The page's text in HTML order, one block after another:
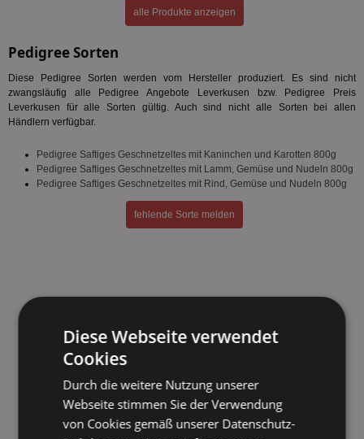
alle Produkte anzeigen
Pedigree Sorten
Diese Pedigree Sorten werden vom Hersteller produziert. Es sind nicht
zwangsläufig alle Pedigree Angebote Leverkusen bzw. Pedigree Preis
Leverkusen für alle Sorten gültig. Auch sind nicht alle Sorten bei allen
Händlern verfügbar.
Pedigree Saftiges Geschnetzeltes mit Kaninchen und Karotten 800g
Pedigree Saftiges Geschnetzeltes mit Lamm, Gemüse und Nudeln 800g
Pedigree Saftiges Geschnetzeltes mit Rind, Gemüse und Nudeln 800g
fehlende Sorte melden
Diese Webseite verwendet
Cookies
Durch die weitere Nutzung unserer
Webseite stimmen Sie der Verwendung
von Cookies gemäß unserer Datenschutz-